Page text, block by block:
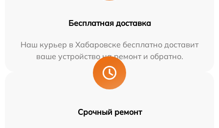
Бесплатная доставка
Наш курьер в Хабаровске бесплатно доставит
ваше устройство на ремонт и обратно.
Срочный ремонт